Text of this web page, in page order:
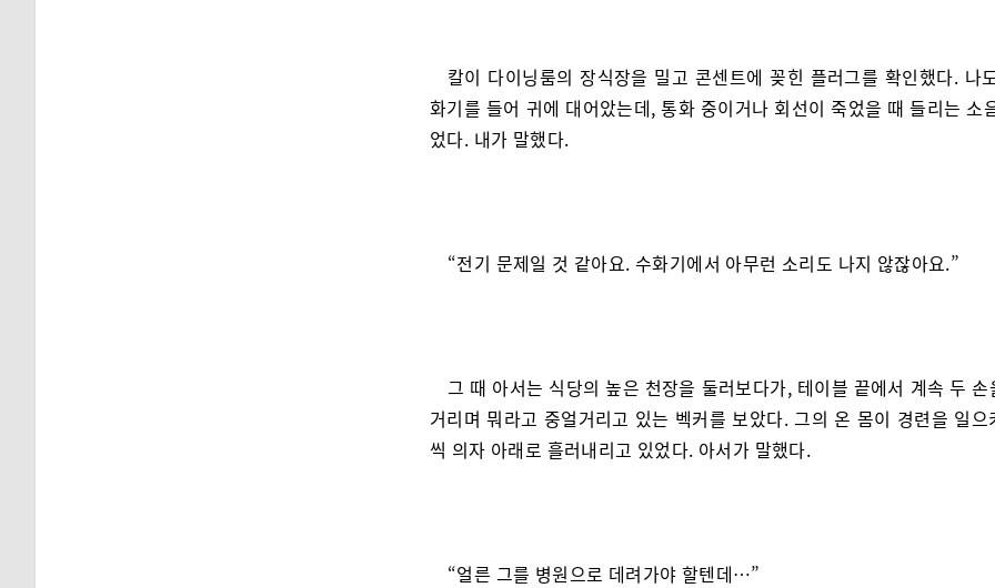
칼이 다이닝룸의 장식장을 밀고 콘센트에 꽂힌 플러그를 확인했다. 나
화기를 들어 귀에 대어았는데, 통화 중이거나 회선이 죽었을 때 들리는 소
었다. 내가 말했다.
“전기 문제일 것 같아요. 수화기에서 아무런 소리도 나지 않잖아요.”
그 때 아서는 식당의 높은 천장을 둘러보다가, 테이블 끝에서 계속 두 손
거리며 뭐라고 중얼거리고 있는 벡커를 보았다. 그의 온 몸이 경련을 일으
씩 의자 아래로 흘러내리고 있었다. 아서가 말했다.
“얼른 그를 병원으로 데려가야 할텐데…”